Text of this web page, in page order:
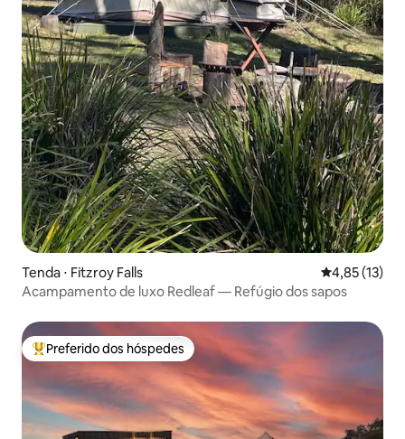
Tenda ⋅ Fitzroy Falls 4,85 de uma
4,85 (13)
Acampamento de luxo Redleaf — Refúgio dos sapos
Entre os melhores preferidos dos hóspedes
Preferido dos hóspedes